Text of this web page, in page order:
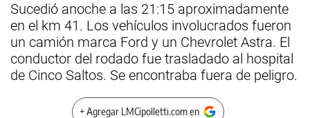
Sucedió anoche a las 21:15 aproximadamente
en el km 41. Los vehículos involucrados fueron
un camión marca Ford y un Chevrolet Astra. El
conductor del rodado fue trasladado al hospital
de Cinco Saltos. Se encontraba fuera de peligro.
+ Agregar LMCipolletti.com en